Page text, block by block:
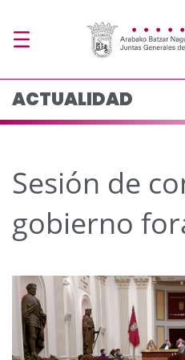
Sesión de
ACTUALIDAD
Sesión de
gobierno